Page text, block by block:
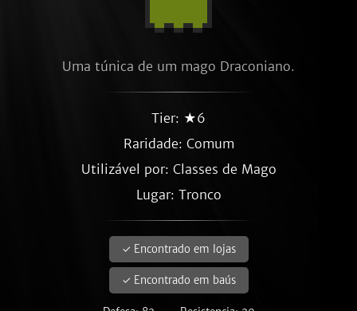
Uma túnica de um mago Draconiano.
Tier: ★6
Raridade: Comum
Utilizável por: Classes de Mago
Lugar: Tronco
✓ Encontrado em lojas
✓ Encontrado em baús